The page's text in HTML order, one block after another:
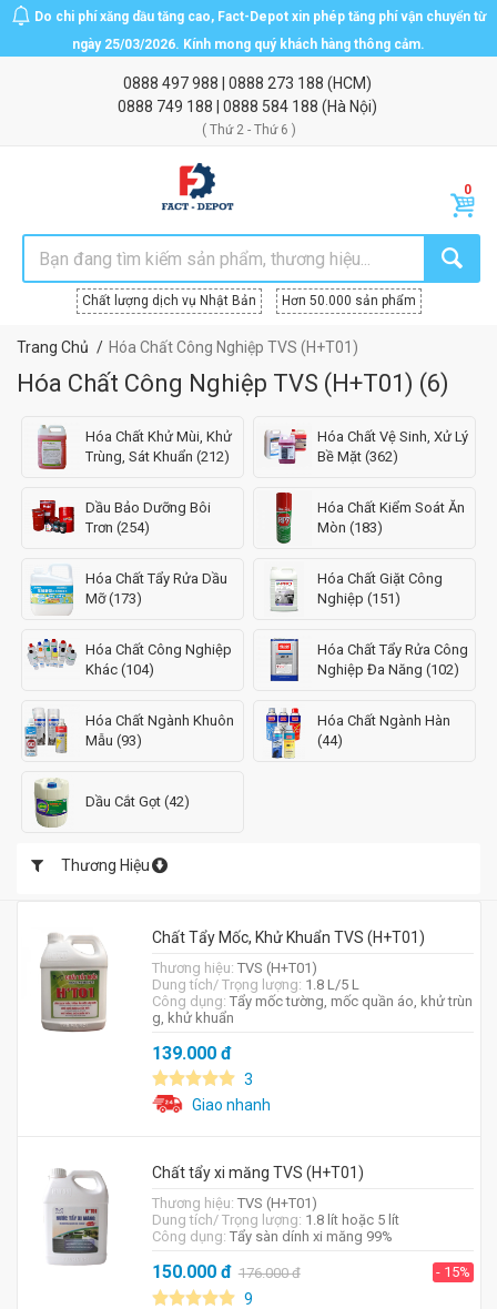
Do chi phí xăng dầu tăng cao, Fact-Depot xin phép tăng phí vận chuyển từ
ngày 25/03/2026. Kính mong quý khách hàng thông cảm.
0888 497 988 0888 273 188 (HCM)
0888 749 188
0888 584 188 (Hà Nội)
( Thứ 2 - Thứ 6 )
Chất lượng dịch vụ Nhật Bản Hơn 50.000 sản phẩm
Trang Chủ Hóa Chất Công Nghiệp TVS (H+T01)
Hóa Chất Công Nghiệp TVS (H+T01) (6)
Hóa Chất Khử Mùi, Khử
Trùng, Sát Khuẩn (212)
Hóa Chất Vệ Sinh, Xử Lý
Bề Mặt (362)
Dầu Bảo Dưỡng Bôi
Trơn (254)
Hóa Chất Kiểm Soát Ăn
Mòn (183)
Hóa Chất Tẩy Rửa Dầu
Mỡ (173)
Hóa Chất Giặt Công
Nghiệp (151)
Hóa Chất Công Nghiệp
Khác (104)
Hóa Chất Tẩy Rửa Công
Nghiệp Đa Năng (102)
Hóa Chất Ngành Khuôn
Mẫu (93)
Hóa Chất Ngành Hàn
(44)
Dầu Cắt Gọt (42)
Thương Hiệu
Chất Tẩy Mốc, Khử Khuẩn TVS (H+T01)
Thương hiệu: TVS (H+T01)
Dung tích/ Trọng lượng: 1.8 L/5 L
Công dụng: Tẩy mốc tường, mốc quần áo, khử trùn
g, khử khuẩn
139.000đ
3
Giao nhanh
Chất tẩy xi măng TVS (H+T01)
Thương hiệu: TVS (H+T01)
Dung tích/ Trọng lượng: 1.8 lít hoặc 5 lít
Công dụng: Tẩy sàn dính xi măng 99%
150.000đ 176.000đ - 15%
9